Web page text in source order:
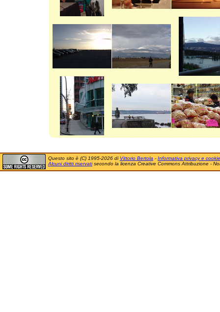
Questo sito è (C) 1995-2026 di Vittorio Bertola - Informativa privacy e cookie
Alcuni diritti riservatisecondo la licenza Creative Commons Attribuzione -